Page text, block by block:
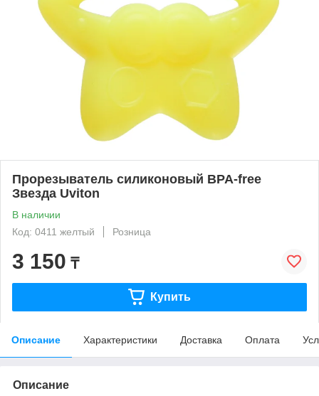
Прорезыватель силиконовый BPA-free
Звезда Uviton
В наличии
Код: 0411 желтый
Розница
3 150 ₸
Купить
Описание Характеристики Доставка Оплата
Описание